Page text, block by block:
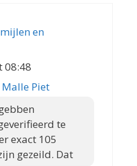
en
08:48
Piet
te
exact 105
gezeild. Dat